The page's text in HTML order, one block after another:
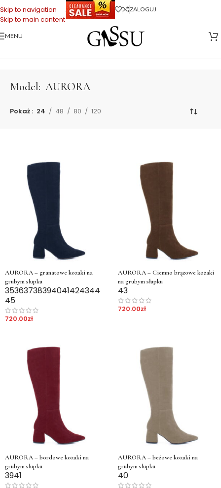
Skip to navigation
Skip to main content
. ZALOGUJ
MENU
Model: AURORA
Pokaż 24 48 80 120
AURORA – granatowe kozaki na
grubym słupku
35363738394041424344
45
720.00zł
AURORA – Ciemno brązowe kozaki
na grubym słupku
43
720.00zł
AURORA – bordowe kozaki na
grubym słupku
3941
AURORA – beżowe kozaki na
grubym słupku
40